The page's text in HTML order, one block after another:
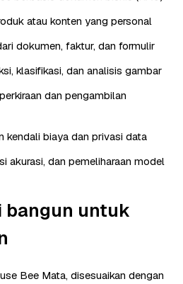
atau konten yang personal
dokumen, faktur, dan formulir
klasifikasi, dan analisis gambar
dan pengambilan
kendali biaya dan privasi data
akurasi, dan pemeliharaan model
bangun untuk
Bee Mata, disesuaikan dengan